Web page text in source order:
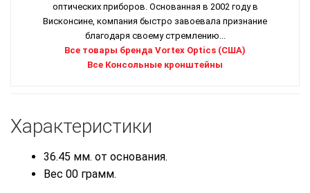
оптических приборов. Основанная в 2002 году в
Висконсине, компания быстро завоевала признание
благодаря своему стремлению...
Все товары бренда Vortex Optics (США)
Все Консольные кронштейны
Характеристики
36.45 мм. от основания.
Вес 00 грамм.